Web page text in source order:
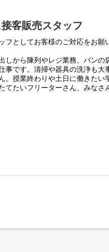
客販売スタッフ
フとしてお客様のご対応をお願
しから陳列やレジ業務、パンの
事です。清掃や器具の洗浄も大
。授業終わりや土日に働きたい
てたいフリーターさん、みなさ